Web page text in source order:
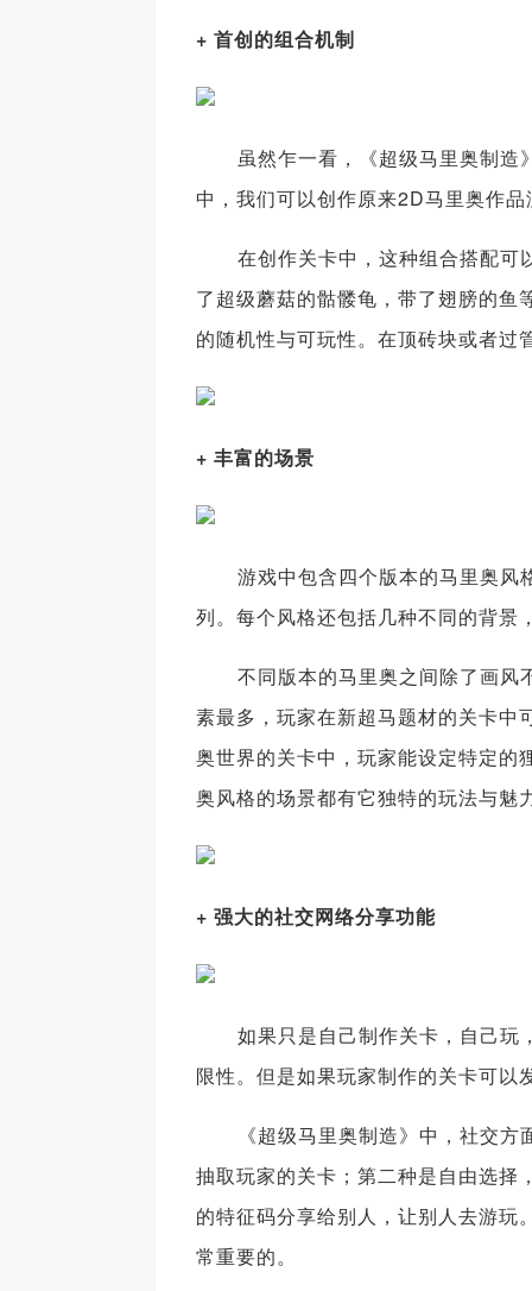
+ 首创的组合机制
虽然乍一看，《超级马里奥制造
中，我们可以创作原来2D马里奥作
在创作关卡中，这种组合搭配可
了超级蘑菇的骷髅龟，带了翅膀的鱼
的随机性与可玩性。在顶砖块或者过
+ 丰富的场景
游戏中包含四个版本的马里奥风
列。每个风格还包括几种不同的背景
不同版本的马里奥之间除了画风
素最多，玩家在新超马题材的关卡中
奥世界的关卡中，玩家能设定特定
奥风格的场景都有它独特的玩法与魅
+ 强大的社交网络分享功能
如果只是自己制作关卡，自己玩
限性。但是如果玩家制作的关卡可以
《超级马里奥制造》中，社交方
抽取玩家的关卡；第二种是自由选择
的特征码分享给别人，让别人去游玩
常重要的。